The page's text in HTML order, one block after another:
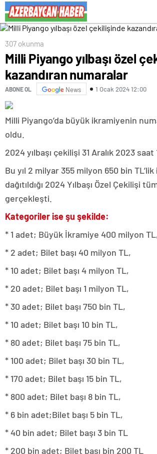
307 okunma
Milli Piyango yılbaşı özel
kazandıran numaralar
ABONE OL News 1 Ocak 2024 12:00
Milli Piyango’da büyük ikramiyenin
oldu.
2024 yılbaşı çekilişi 31 Aralık 2023 saat
Bu yıl 2 milyar 355 milyon 650 bin
dağıtıldığı 2024 Yılbaşı Özel Çekilişi
gerçekleşti.
Kategoriler ise şu şekilde:
* 1 adet; Büyük İkramiye 400 milyon
* 2 adet; Bilet başı 40 milyon TL,
* 10 adet; Bilet başı 4 milyon TL,
* 20 adet; Bilet başı 1 milyon TL,
* 30 adet; Bilet başı 750 bin TL,
* 10 adet; Bilet başı 10 bin TL,
* 80 adet; Bilet başı 75 bin TL,
* 100 adet; Bilet başı 30 bin TL,
* 170 adet; Bilet başı 15 bin TL,
* 800 adet; Bilet başı 8 bin TL,
* 6 bin adet;Bilet başı 5 bin TL,
* 40 bin adet; Bilet başı 3 bin TL
* 200 bin adet; Bilet başı bin 200 TL